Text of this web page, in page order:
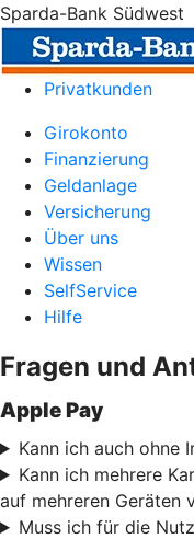
Sparda-Bank Südwest
Privatkunden
Girokonto
Finanzierung
Geldanlage
Versicherung
Über uns
Wissen
SelfService
Hilfe
Fragen und
Apple Pay
Kann ich auch ohne
Kann ich mehrere
auf mehreren Geräten
Muss ich für die